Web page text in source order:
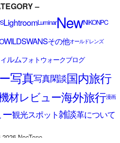
–
LightroomLuminarNewNIKONPC
WILDSWANSその他オールドレンズ
ルムフォトウォークブログ
写真写真閑談国内旅行
材レビュー海外旅行漫画
観光スポット雑談革について
NocTone